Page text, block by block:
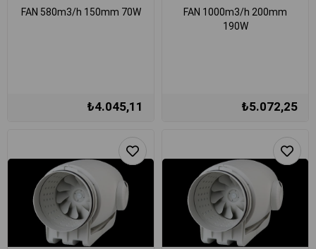
FAN 580m3/h 150mm 70W
₺4.045,11
FAN 1000m3/h 200mm
190W
₺5.072,25